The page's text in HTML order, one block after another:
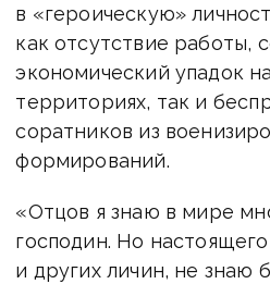
в «героическую»
как отсутствие работы,
экономический упадок
территориях, так и
соратников из
формирований.
«Отцов я знаю в мире
господин. Но
и других личин, не знаю